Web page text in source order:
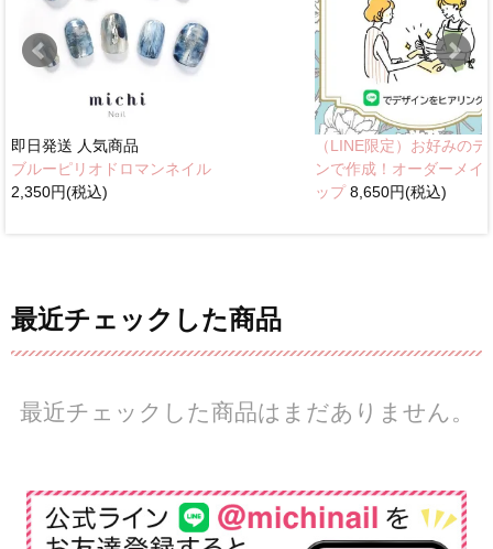
即日発送 人気商品
ブルーピリオドロマンネイル
2,350円(税込)
（LINE限定）お好みのデ
ンで作成！オーダーメイ
ップ8,650円(税込)
最近チェックした商品
最近チェックした商品はまだありません。